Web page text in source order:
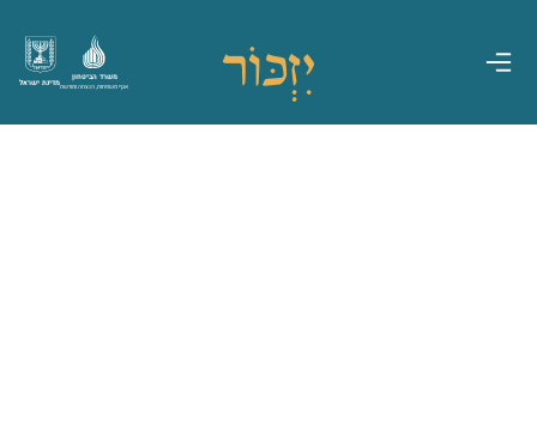
מדינת ישראל
משרד הביטחון
אגף משפחות, הנצחה ומורשת